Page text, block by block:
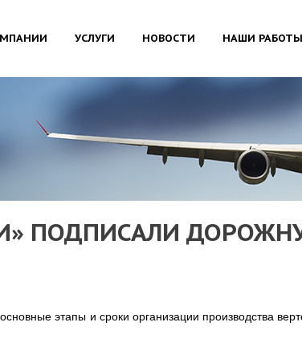
УСЛУГИ НОВОСТИ НАШИ РАБОТЫ
ПОДПИСАЛИ
этапы и сроки организации производства